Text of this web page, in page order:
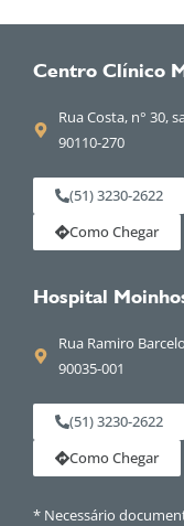
Centro Clínico
Rua Costa, n° 30,
90110-270
(51) 3230-2622
Como Chegar
Hospital
Rua Ramiro
90035-001
(51) 3230-2622
Como Chegar
* Necessário